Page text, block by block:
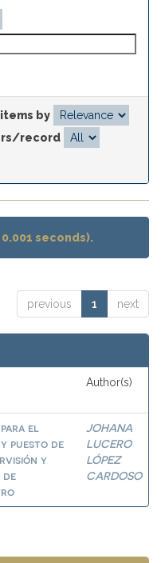
by
record
seconds).
previous 1 next
Author(s)
el
puesto de
y
JOHANA
LUCERO
LÓPEZ
CARDOSO